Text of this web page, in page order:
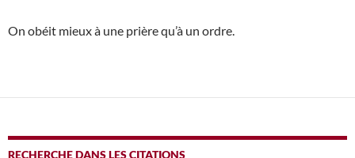
On obéit mieux à une prière qu’à un ordre.
RECHERCHE DANS LES CITATIONS